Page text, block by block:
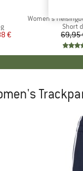
€
Article
Women's HelsingborgSt.
Short
69,95